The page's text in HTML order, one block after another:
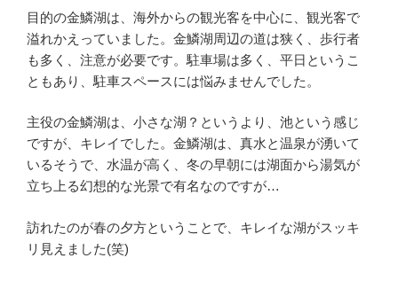
目的の金鱗湖は、海外からの観光客を中心に、観光客で
溢れかえっていました。金鱗湖周辺の道は狭く、歩行者
も多く、注意が必要です。駐車場は多く、平日というこ
ともあり、駐車スペースには悩みませんでした。
主役の金鱗湖は、小さな湖？というより、池という感じ
ですが、キレイでした。金鱗湖は、真水と温泉が湧いて
いるそうで、水温が高く、冬の早朝には湖面から湯気が
立ち上る幻想的な光景で有名なのですが…
訪れたのが春の夕方ということで、キレイな湖がスッキ
リ見えました(笑)